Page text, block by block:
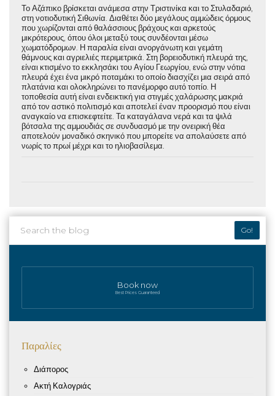
Το Αζάπικο βρίσκεται ανάμεσα στην Τριστινίκα και το Στυλαδαριό,
στη νοτιοδυτική Σιθωνία. Διαθέτει δύο μεγάλους αμμώδεις όρμους
που χωρίζονται από θαλάσσιους βράχους και αρκετούς
μικρότερους, όπου όλοι μεταξύ τους συνδέονται μέσω
χωματόδρομων. Η παραλία είναι ανοργάνωτη και γεμάτη
θάμνους και αγριελιές περιμετρικά. Στη βορειοδυτική πλευρά της,
είναι κτισμένο το εκκλησάκι του Αγίου Γεωργίου, ενώ στην νότια
πλευρά έχει ένα μικρό ποταμάκι το οποίο διασχίζει μια σειρά από
πλατάνια και ολοκληρώνει το πανέμορφο αυτό τοπίο. Η
τοποθεσία αυτή είναι ενδεικτική για στιγμές χαλάρωσης μακριά
από τον αστικό πολιτισμό και αποτελεί έναν προορισμό που είναι
αναγκαίο να επισκεφτείτε. Τα καταγάλανα νερά και τα ψιλά
βότσαλα της αμμουδιάς σε συνδυασμό με την ονειρική θέα
αποτελούν μοναδικό σκηνικό που μπορείτε να απολαύσετε από
νωρίς το πρωί μέχρι και το ηλιοβασίλεμα.
Go!
Book now
Best Prices Guaranteed
Παραλίες
Διάπορος
Ακτή Καλογριάς